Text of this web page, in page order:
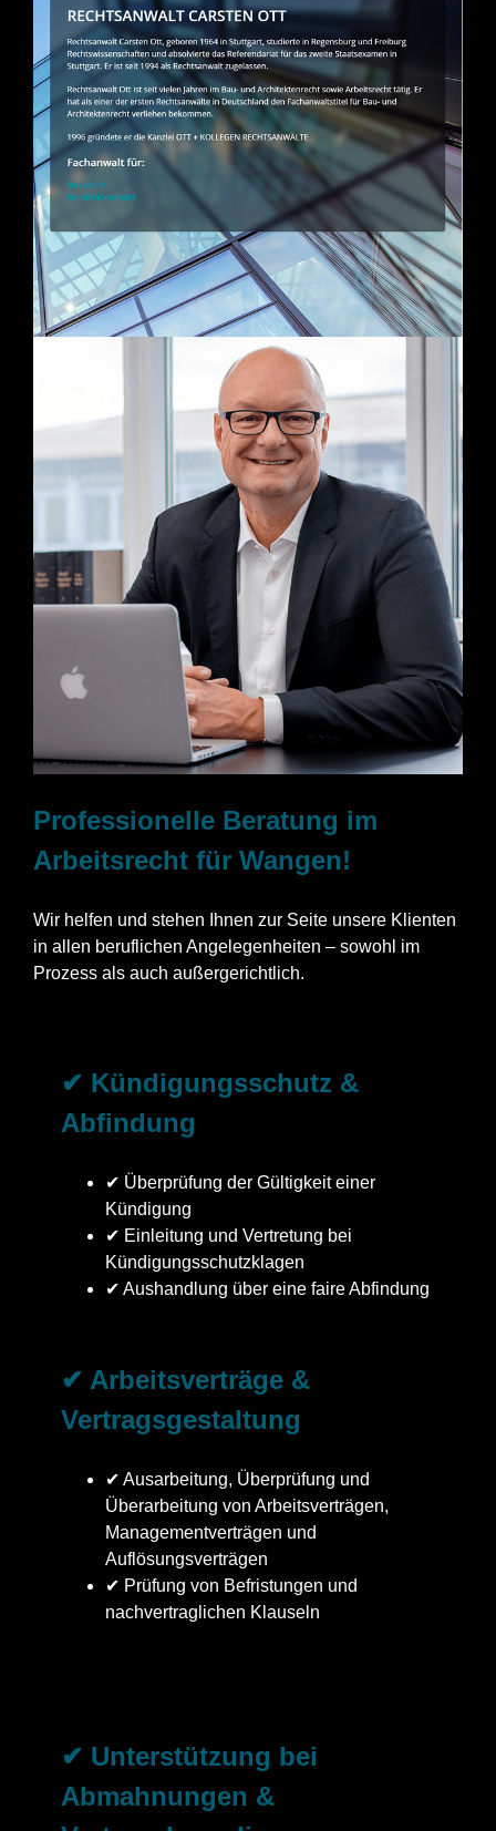
Professionelle Beratung im
Arbeitsrecht für Wangen!
Wir helfen und stehen Ihnen zur Seite unsere Klienten
in allen beruflichen Angelegenheiten – sowohl im
Prozess als auch außergerichtlich.
✔ Kündigungsschutz &
Abfindung
✔ Überprüfung der Gültigkeit einer
Kündigung
✔ Einleitung und Vertretung bei
Kündigungsschutzklagen
✔ Aushandlung über eine faire Abfindung
✔ Arbeitsverträge &
Vertragsgestaltung
✔ Ausarbeitung, Überprüfung und
Überarbeitung von Arbeitsverträgen,
Managementverträgen und
Auflösungsverträgen
✔ Prüfung von Befristungen und
nachvertraglichen Klauseln
✔ Unterstützung bei
Abmahnungen &